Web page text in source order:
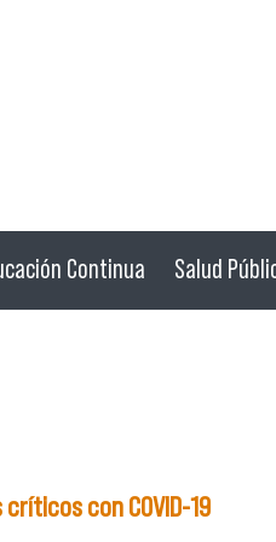
Continua Salud
con COVID-19